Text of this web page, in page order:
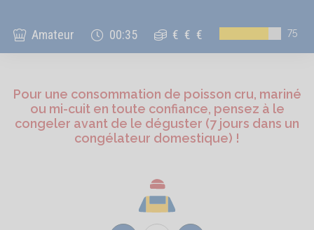
Amateur 00:35 € € € 75
Pour une consommation de poisson cru, mariné
ou mi-cuit en toute confiance, pensez à le
congeler avant de le déguster (7 jours dans un
congélateur domestique) !